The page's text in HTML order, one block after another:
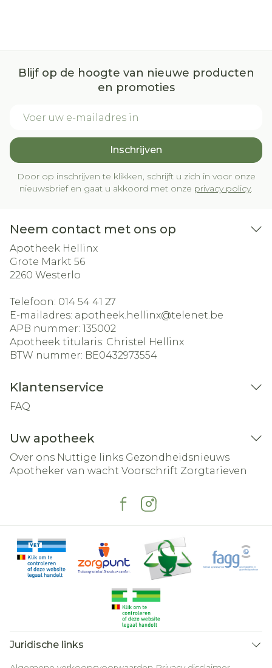
Blijf op de hoogte van nieuwe producten
en promoties
Inschrijven
Door op inschrijven te klikken, schrijft u zich in voor onze
nieuwsbrief en gaat u akkoord met onze privacy policy.
Neem contact met ons op
Apotheek Hellinx
Grote Markt 56
2260 Westerlo
Telefoon: 014 54 41 27
E-mailadres: apotheek.hellinx@telenet.be
APB nummer: 135002
Apotheek titularis: Christel Hellinx
BTW nummer: BE0432973554
Klantenservice
FAQ
Uw apotheek
Over ons Nuttige links Gezondheidsnieuws
Apotheker van wacht Voorschrift Zorgtarieven
Juridische links